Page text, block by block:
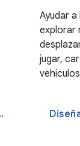
Ayudar
explorar
jugar,